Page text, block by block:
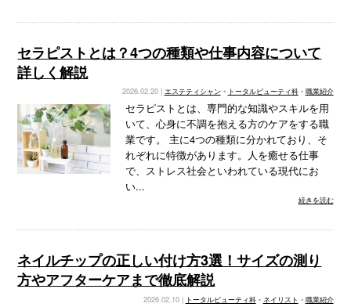
セラピストとは？4つの種類や仕事内容について
詳しく解説
2026.02.20 | エステティシャン • トータルビューティ科• 職業紹介
セラピストとは、専門的な知識やスキルを用
いて、心身に不調を抱える方のケアをする職
業です。 主に4つの種類に分かれており、そ
れぞれに特徴があります。人を癒せる仕事
で、ストレス社会といわれている現代にお
い...
続きを読む
ネイルチップの正しい付け方3選！サイズの測り
方やアフターケアまで徹底解説
2026.02.10 | トータルビューティ科• ネイリスト • 職業紹介